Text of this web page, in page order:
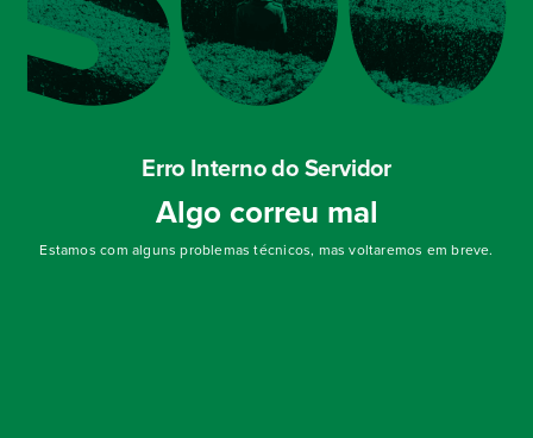
Erro Interno do Servidor
Algo correu mal
Estamos com alguns problemas técnicos, mas voltaremos em breve.